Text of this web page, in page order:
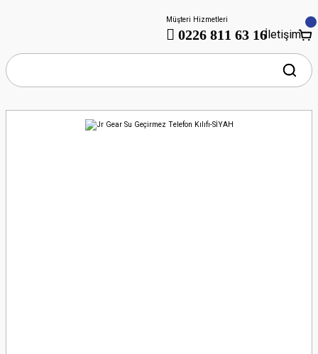
Müşteri Hizmetleri
0226 811 63 16İletişim